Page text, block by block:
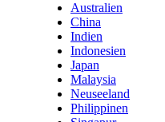
Australien
China
Indien
Indonesien
Japan
Malaysia
Neuseeland
Philippinen